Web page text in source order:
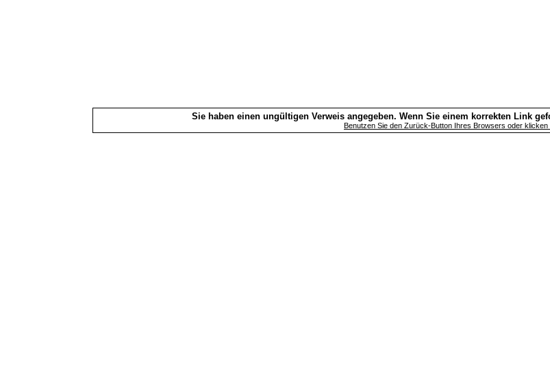
Sie haben einen ungültigen Verweis angegeben. Wenn Sie einem korrekten Link
Benutzen Sie den Zurück-Button Ihres Browsers oder klicken